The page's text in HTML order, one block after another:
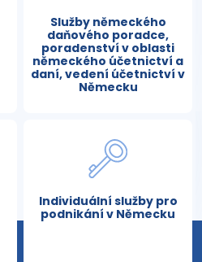
Služby německého
daňového poradce,
poradenství v oblasti
německého účetnictví a
daní, vedení účetnictví v
Německu
Individuální služby pro
podnikání v Německu